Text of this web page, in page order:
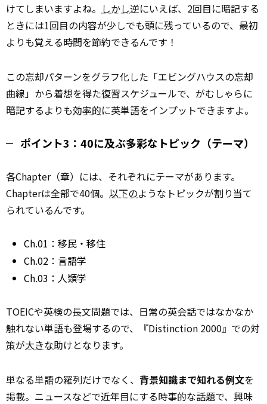
けてしまいますよね。 しかし逆にいえば、2回目に暗記する
ときには1回目の内容が少しでも頭に残っているので、最初
よりも覚える時間を節約できるんです！
この忘却パターンをグラフ化した「エビングハウスの忘却
曲線」から着想を得た復習スケジュールで、がむしゃらに
暗記するよりも効率的に英単語をインプットできますよ。
ポイント3：40に及ぶ多彩なトピック（テーマ）
各Chapter（章）には、それぞれにテーマがあります。
Chapterは全部で40個。 以下のようなトピックが割り当て
られているんです。
Ch.01：移民・移住
Ch.02：言語学
Ch.03：人類学
TOEICや英検の長文問題では、日常の英会話ではなかなか
触れない単語も登場するので、『Distinction 2000』での対
策が大きな助けとなります。
単なる単語の羅列だけでなく、 背景知識まで知れる例文を
掲載。ニュースなどで近年目にする時事的な話題で、興味